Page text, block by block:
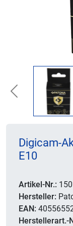
Previous
Digicam-
E10
Artikel-Nr.:
Hersteller:
EAN:
Herstellerart.-